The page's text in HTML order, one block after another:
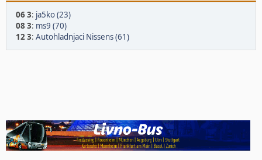
06 3: ja5ko (23)
08 3: ms9 (70)
12 3: Autohladnjaci Nissens (61)